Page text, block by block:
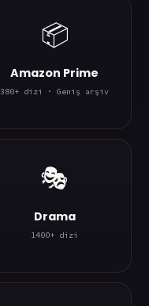
📦
Amazon Prime
380+ dizi · Geniş arşiv
🎭
Drama
1400+ dizi